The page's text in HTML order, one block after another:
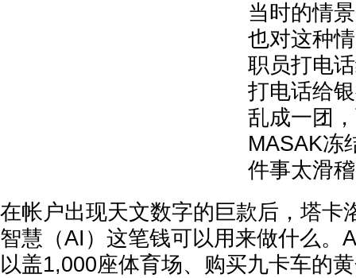
当时的情
也对这种
职员打电
打电话给
乱成一团
MASAK冻
件事太滑
在帐户出现天文数字的巨款后，塔卡
智慧（AI）这笔钱可以用来做什么。
以盖1,000座体育场、购买九卡车的